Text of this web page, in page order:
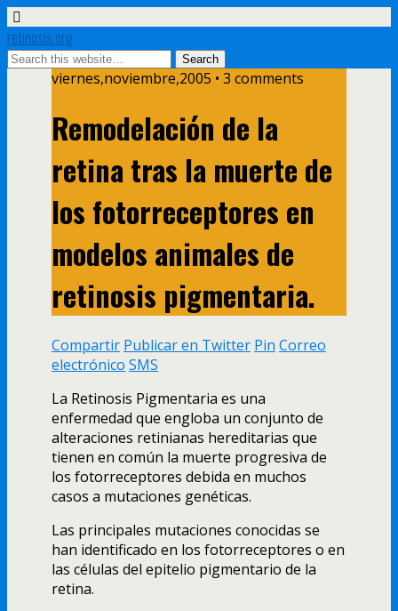
retinosis.org
viernes,noviembre,2005 • 3 comments
Remodelación de la
retina tras la muerte de
los fotorreceptores en
modelos animales de
retinosis pigmentaria.
Compartir Publicar en Twitter Pin Correo
electrónico SMS
La Retinosis Pigmentaria es una
enfermedad que engloba un conjunto de
alteraciones retinianas hereditarias que
tienen en común la muerte progresiva de
los fotorreceptores debida en muchos
casos a mutaciones genéticas.
Las principales mutaciones conocidas se
han identificado en los fotorreceptores o en
las células del epitelio pigmentario de la
retina.